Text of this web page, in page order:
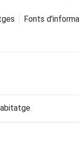
Fonts